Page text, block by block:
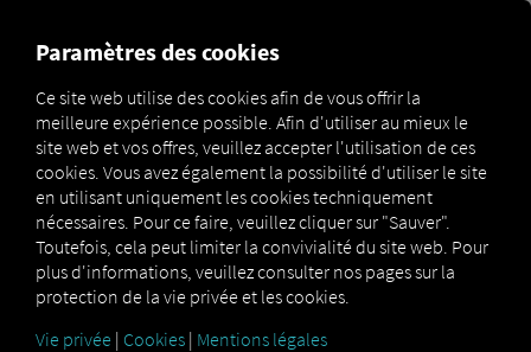
Marketplace Connectors Linkway.Integrator Connect
LINKWAY INTEGRATOR
CONNECT
Paramètres des cookies
Ce site web utilise des cookies afin de vous offrir la
meilleure expérience possible. Afin d'utiliser au mieux le
site web et vos offres, veuillez accepter l'utilisation de ces
cookies. Vous avez également la possibilité d'utiliser le site
en utilisant uniquement les cookies techniquement
nécessaires. Pour ce faire, veuillez cliquer sur "Sauver".
Toutefois, cela peut limiter la convivialité du site web. Pour
plus d'informations, veuillez consulter nos pages sur la
protection de la vie privée et les cookies.
Vie privée | Cookies | Mentions légales